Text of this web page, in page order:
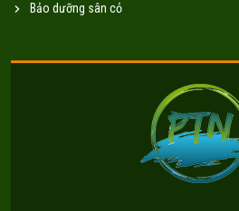
Bảo dưỡng sân cỏ